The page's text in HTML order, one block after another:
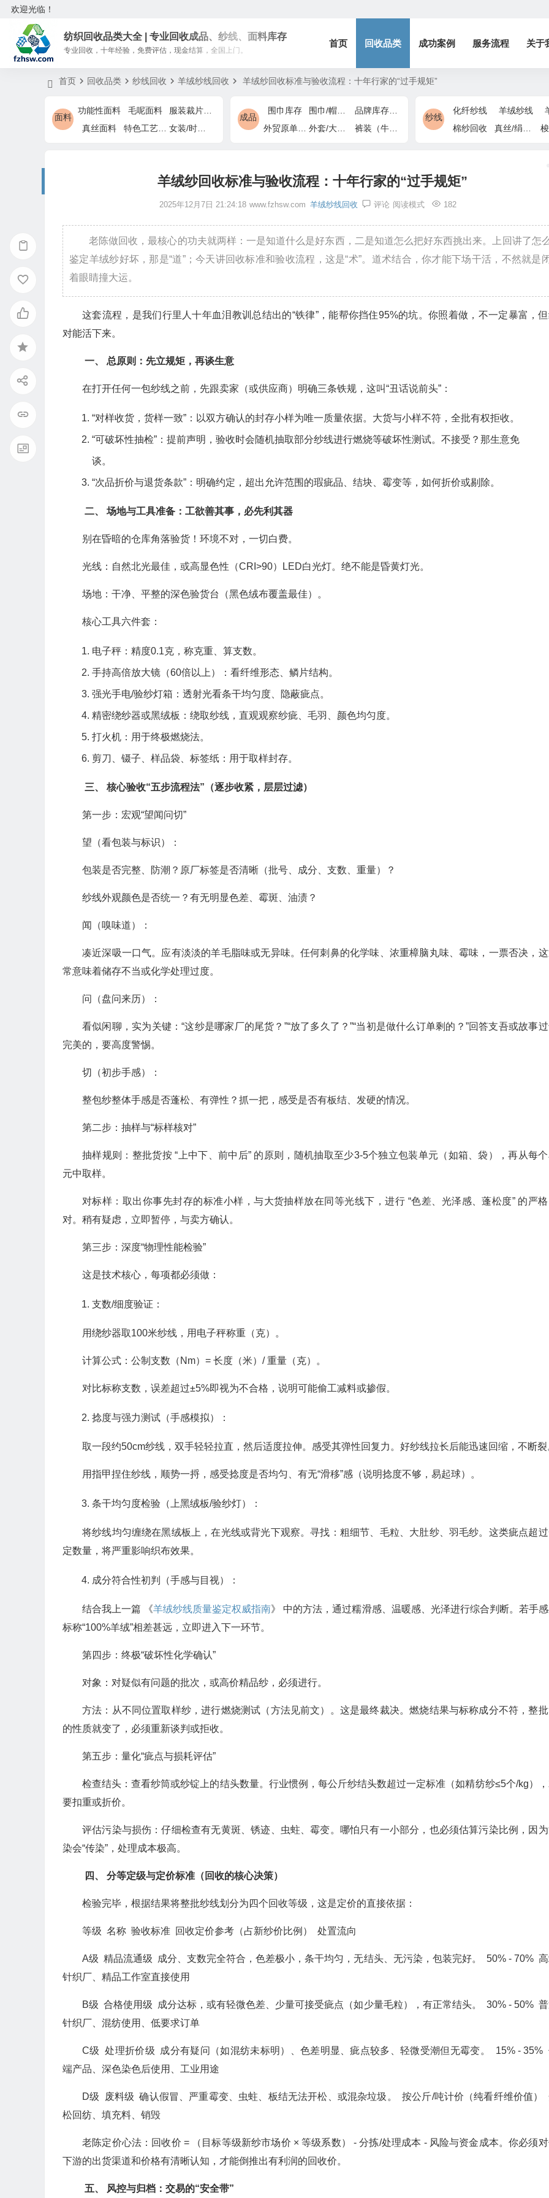
欢迎光临！
纺织回收品类大全 | 专业回收成品、纱线、面料库存
专业回收，十年经验，免费评估，现金结算，全国上门。
首页 回收品类 成功案例 服务流程 关于
首页 回收品类 纱线回收 羊绒纱线回收 羊绒纱回收标准与验收流程：十年行家的“过手规矩”
面料
功能性面料 毛呢面料
真丝面料
特色工艺面料
成品
围巾库存
品牌库存/商场下架
外贸原单/出口退货
裤装（牛仔裤/休闲裤）尾货
纱线
化纤纱线 羊绒纱线
棉纱回收
羊绒纱回收标准与验收流程：十年行家的“过手规矩”
2025年12月7日 21:24:18 www.fzhsw.com 羊绒纱线回收 评论 182
阅读模式
老陈做回收，最核心的功夫就两样：一是知道什么是好东西，二是知道怎么把好东西挑出来。上回讲了怎
鉴定羊绒纱好坏，那是“道”；今天讲回收标准和验收流程，这是“术”。道术结合，你才能下场干活，不然就是
着眼睛撞大运。
这套流程，是我们行里人十年血泪教训总结出的“铁律”，能帮你挡住95%的坑。你照着做，不一定暴富，
对能活下来。
一、 总原则：先立规矩，再谈生意
在打开任何一包纱线之前，先跟卖家（或供应商）明确三条铁规，这叫“丑话说前头”：
“对样收货，货样一致”：以双方确认的封存小样为唯一质量依据。大货与小样不符，全批有权拒收。
“可破坏性抽检”：提前声明，验收时会随机抽取部分纱线进行燃烧等破坏性测试。不接受？那生意免
谈。
“次品折价与退货条款”：明确约定，超出允许范围的瑕疵品、结块、霉变等，如何折价或剔除。
二、 场地与工具准备：工欲善其事，必先利其器
别在昏暗的仓库角落验货！环境不对，一切白费。
光线：自然北光最佳，或高显色性（CRI>90）LED白光灯。绝不能是昏黄灯光。
场地：干净、平整的深色验货台（黑色绒布覆盖最佳）。
核心工具六件套：
电子秤：精度0.1克，称克重、算支数。
手持高倍放大镜（60倍以上）：看纤维形态、鳞片结构。
强光手电/验纱灯箱：透射光看条干均匀度、隐蔽疵点。
精密绕纱器或黑绒板：绕取纱线，直观观察纱疵、毛羽、颜色均匀度。
打火机：用于终极燃烧法。
剪刀、镊子、样品袋、标签纸：用于取样封存。
三、 核心验收“五步流程法”（逐步收紧，层层过滤）
第一步：宏观“望闻问切”
望（看包装与标识）：
包装是否完整、防潮？原厂标签是否清晰（批号、成分、支数、重量）？
纱线外观颜色是否统一？有无明显色差、霉斑、油渍？
闻（嗅味道）：
凑近深吸一口气。应有淡淡的羊毛脂味或无异味。任何刺鼻的化学味、浓重樟脑丸味、霉味，一票否决，
常意味着储存不当或化学处理过度。
问（盘问来历）：
看似闲聊，实为关键：“这纱是哪家厂的尾货？”“放了多久了？”“当初是做什么订单剩的？”回答支吾或故事
完美的，要高度警惕。
切（初步手感）：
整包纱整体手感是否蓬松、有弹性？抓一把，感受是否有板结、发硬的情况。
第二步：抽样与“标样核对”
抽样规则：整批货按 “上中下、前中后” 的原则，随机抽取至少3-5个独立包装单元（如箱、袋），再从每
元中取样。
对标样：取出你事先封存的标准小样，与大货抽样放在同等光线下，进行 “色差、光泽感、蓬松度” 的严
对。稍有疑虑，立即暂停，与卖方确认。
第三步：深度“物理性能检验”
这是技术核心，每项都必须做：
支数/细度验证：
用绕纱器取100米纱线，用电子秤称重（克）。
计算公式：公制支数（Nm）= 长度（米）/ 重量（克）。
对比标称支数，误差超过±5%即视为不合格，说明可能偷工减料或掺假。
捻度与强力测试（手感模拟）：
取一段约50cm纱线，双手轻轻拉直，然后适度拉伸。感受其弹性回复力。好纱线拉长后能迅速回缩，不断裂
用指甲捏住纱线，顺势一捋，感受捻度是否均匀、有无“滑移”感（说明捻度不够，易起球）。
条干均匀度检验（上黑绒板/验纱灯）：
将纱线均匀缠绕在黑绒板上，在光线或背光下观察。寻找：粗细节、毛粒、大肚纱、羽毛纱。这类疵点超
定数量，将严重影响织布效果。
成分符合性初判（手感与目视）：
结合我上一篇 《羊绒纱线质量鉴定权威指南》 中的方法，通过糯滑感、温暖感、光泽进行综合判断。若手
标称“100%羊绒”相差甚远，立即进入下一环节。
第四步：终极“破坏性化学确认”
对象：对疑似有问题的批次，或高价精品纱，必须进行。
方法：从不同位置取样纱，进行燃烧测试（方法见前文）。这是最终裁决。燃烧结果与标称成分不符，整
的性质就变了，必须重新谈判或拒收。
第五步：量化“疵点与损耗评估”
检查结头：查看纱筒或纱锭上的结头数量。行业惯例，每公斤纱结头数超过一定标准（如精纺纱≤5个/kg）
要扣重或折价。
评估污染与损伤：仔细检查有无黄斑、锈迹、虫蛀、霉变。哪怕只有一小部分，也必须估算污染比例，因
染会“传染”，处理成本极高。
四、 分等定级与定价标准（回收的核心决策）
检验完毕，根据结果将整批纱线划分为四个回收等级，这是定价的直接依据：
等级 名称 验收标准 回收定价参考（占新纱价比例） 处置流向
A级 精品流通级 成分、支数完全符合，色差极小，条干均匀，无结头、无污染，包装完好。 50% - 70%
针织厂、精品工作室直接使用
B级 合格使用级 成分达标，或有轻微色差、少量可接受疵点（如少量毛粒），有正常结头。 30% - 50%
针织厂、混纺使用、低要求订单
C级 处理折价级 成分有疑问（如混纺未标明）、色差明显、疵点较多、轻微受潮但无霉变。 15% - 35%
端产品、深色染色后使用、工业用途
D级 废料级 确认假冒、严重霉变、虫蛀、板结无法开松、或混杂垃圾。 按公斤/吨计价（纯看纤维价值）
松回纺、填充料、销毁
老陈定价心法：回收价 = （目标等级新纱市场价 × 等级系数） - 分拣/处理成本 - 风险与资金成本。你必须
下游的出货渠道和价格有清晰认知，才能倒推出有利润的回收价。
五、 风控与归档：交易的“安全带”